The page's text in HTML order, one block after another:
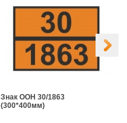
Знак ООН 30/1863
(300*400мм)